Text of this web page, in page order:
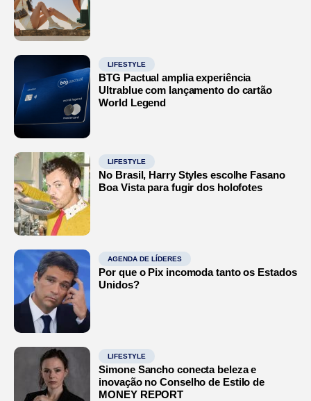
LIFESTYLE
BTG Pactual amplia experiência
Ultrablue com lançamento do cartão
World Legend
LIFESTYLE
No Brasil, Harry Styles escolhe Fasano
Boa Vista para fugir dos holofotes
AGENDA DE LÍDERES
Por que o Pix incomoda tanto os Estados
Unidos?
LIFESTYLE
Simone Sancho conecta beleza e
inovação no Conselho de Estilo de
MONEY REPORT